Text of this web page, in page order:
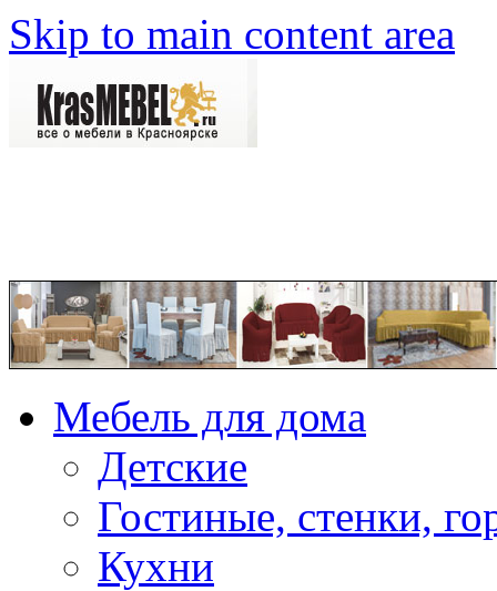
Skip to main content area
Мебель для дома
Детские
Гостиные, стенки,
Кухни